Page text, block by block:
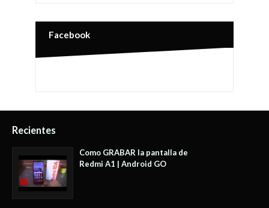
Facebook
Recientes
Como GRABAR la pantalla de
Redmi A1 | Android GO